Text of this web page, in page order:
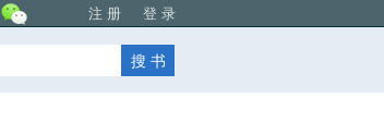
注 册 登 录